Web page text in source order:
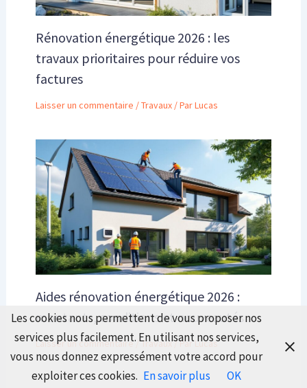
Rénovation énergétique 2026 : les
travaux prioritaires pour réduire vos
factures
Laisser un commentaire /Travaux/ ParLucas
Aides rénovation énergétique 2026 :
montants, conditions et nouveautés
Laisser un commentaire/Travaux/ ParLucas
Les cookies nous permettent de vous proposer nos
services plus facilement. En utilisant nos services,
vous nous donnez expressément votre accord pour
exploiter ces cookies. En savoir plus OK